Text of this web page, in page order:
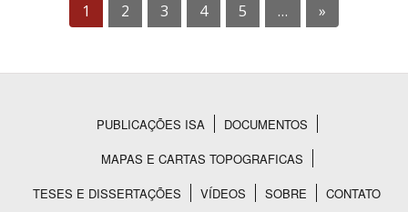
1 2 3 4 5 … »
Rodapé
PUBLICAÇÕES ISA
DOCUMENTOS
MAPAS E CARTAS TOPOGRAFICAS
TESES E DISSERTAÇÕES
VÍDEOS SOBRE CONTATO